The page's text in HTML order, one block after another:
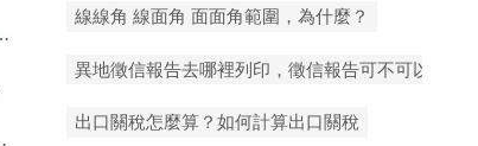
線線角 線面角 面面角範圍，為什麼？
異地徵信報告去哪裡列印，徵信報告可不可以在異
出口關稅怎麼算？如何計算出口關稅